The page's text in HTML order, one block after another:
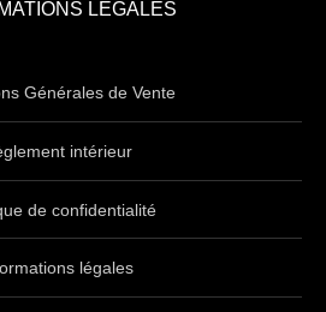
LÉGALES
Générales de Vente
intérieur
de confidentialité
légales